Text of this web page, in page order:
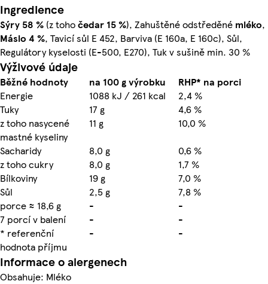
Ingredience
Sýry 58 % (z tohočedar 15 %), Zahuštěné odstředěné mléko,
Máslo 4 %, Tavicí sůl E 452, Barviva (E 160a, E 160c), Sůl,
Regulátory kyselosti (E-500, E270), Tuk v sušině min. 30 %
Výživové údaje
Běžné hodnoty na 100 g výrobku
RHP* na porci
Energie
1088 kJ / 261 kcal
2,4 %
Tuky
17 g
4,6 %
z toho nasycené
mastné kyseliny
11 g
10,0 %
Sacharidy
8,0 g
0,6 %
z toho cukry
8,0 g
1,7 %
Bílkoviny
19 g
7,0 %
Sůl
2,5 g
7,8 %
porce ≈ 18,6 g
-
-
7 porcí v balení
-
-
* referenční
hodnota příjmu
- -
Informace o alergenech
Obsahuje: Mléko